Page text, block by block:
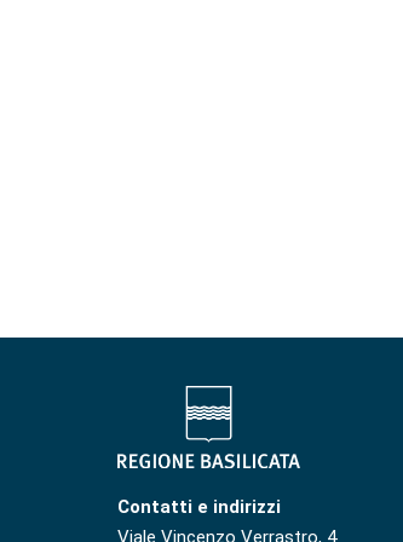
Contatti e indirizzi
Viale Vincenzo Verrastro, 4